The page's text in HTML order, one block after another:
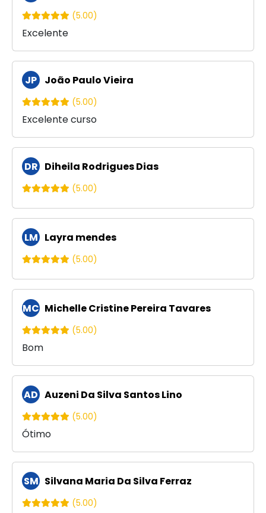
(5.00)
Excelente
JP João Paulo Vieira
(5.00)
Excelente curso
DR Diheila Rodrigues Dias
(5.00)
LM Layra mendes
(5.00)
MC Michelle Cristine Pereira Tavares
(5.00)
Bom
AD Auzeni Da Silva Santos Lino
(5.00)
Ótimo
SM Silvana Maria Da Silva Ferraz
(5.00)